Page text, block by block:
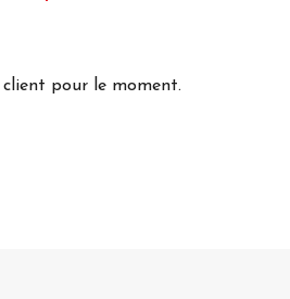
client pour le moment.